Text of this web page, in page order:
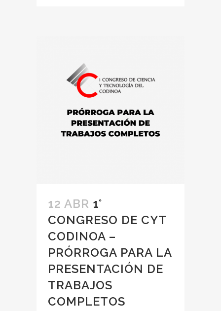
12 ABR 1°
CONGRESO DE CYT
CODINOA –
PRÓRROGA PARA LA
PRESENTACIÓN DE
TRABAJOS
COMPLETOS